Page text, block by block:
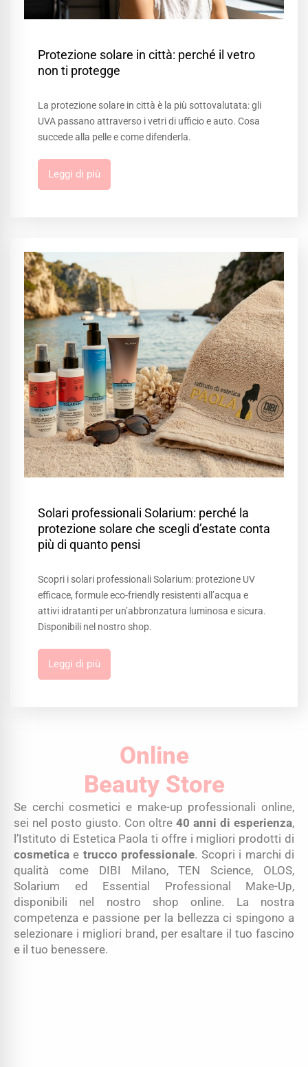
Protezione solare in città: perché il vetro
non ti protegge
La protezione solare in città è la più sottovalutata: gli
UVA passano attraverso i vetri di ufficio e auto. Cosa
succede alla pelle e come difenderla.
Leggi di più
Solari professionali Solarium: perché la
protezione solare che scegli d’estate conta
più di quanto pensi
Scopri i solari professionali Solarium: protezione UV
efficace, formule eco-friendly resistenti all’acqua e
attivi idratanti per un’abbronzatura luminosa e sicura.
Disponibili nel nostro shop.
Leggi di più
Online
Beauty Store
Se cerchi cosmetici e make-up professionali online,
sei nel posto giusto. Con oltre 40 anni di esperienza,
l’Istituto di Estetica Paola ti offre i migliori prodotti di
cosmetica e trucco professionale. Scopri i marchi di
qualità come DIBI Milano, TEN Science, OLOS,
Solarium ed Essential Professional Make-Up,
disponibili nel nostro shop online. La nostra
competenza e passione per la bellezza ci spingono a
selezionare i migliori brand, per esaltare il tuo fascino
e il tuo benessere.